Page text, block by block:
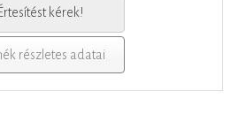
Értesítést kérek!
részletes adatai